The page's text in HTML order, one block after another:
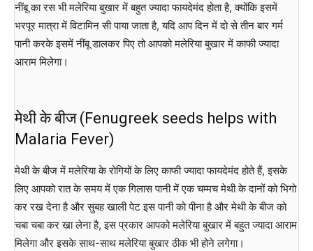
नींबू का रस भी मलेरिया बुखार में बहुत ज्यादा फायदेमंद होता है, क्योंकि इसमें
भरपूर मात्रा में विटामिन सी पाया जाता है, यदि आप दिन में दो से तीन बार गर्म
पानी करके इसमें नींबू डालकर पिए तो आपको मलेरिया बुखार में काफी ज्यादा
आराम मिलेगा।
मेथी के बीज (Fenugreek seeds helps with
Malaria Fever)
मेथी के बीज में मलेरिया के रोगियों के लिए काफी ज्यादा फायदेमंद होते हैं, इसके
लिए आपको रात के समय में एक गिलास पानी में एक चम्मच मेथी के दानों को भिगो
कर रख देना है और सुबह खाली पेट इस पानी को पीना है और मेथी के बीज को
चबा चबा कर खा लेना है, इस प्रकार आपको मलेरिया बुखार में बहुत ज्यादा आराम
मिलेगा और इसके साथ-साथ मलेरिया बुखार ठीक भी होने लगेगा।